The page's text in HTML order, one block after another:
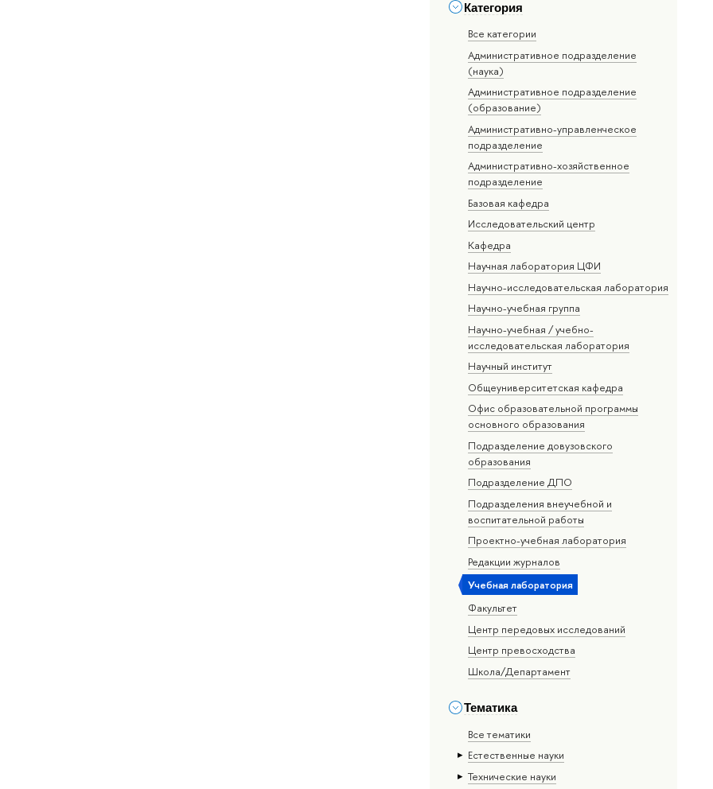
Категория
Все категории
Административное подразделение
(наука)
Административное подразделение
(образование)
Административно-управленческое
подразделение
Административно-хозяйственное
подразделение
Базовая кафедра
Исследовательский центр
Кафедра
Научная лаборатория ЦФИ
Научно-исследовательская лаборатория
Научно-учебная группа
Научно-учебная / учебно-
исследовательская лаборатория
Научный институт
Общеуниверситетская кафедра
Офис образовательной программы
основного образования
Подразделение довузовского
образования
Подразделение ДПО
Подразделения внеучебной и
воспитательной работы
Проектно-учебная лаборатория
Редакции журналов
Учебная лаборатория
Факультет
Центр передовых исследований
Центр превосходства
Школа/Департамент
Тематика
Все тематики
Естественные науки
Тех­ничес­кие науки